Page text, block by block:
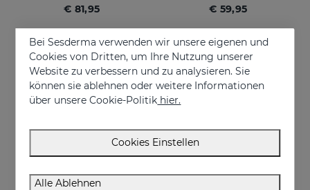
€ 81,95 € 59,95
ONLINE EXKLUSIV
Bei Sesderma verwenden wir unsere eigenen und
Cookies von Dritten, um Ihre Nutzung unserer
Website zu verbessern und zu analysieren. Sie
können sie ablehnen oder weitere Informationen
über unsere Cookie-Politik hier.
Cookies Einstellen
Alle Ablehnen